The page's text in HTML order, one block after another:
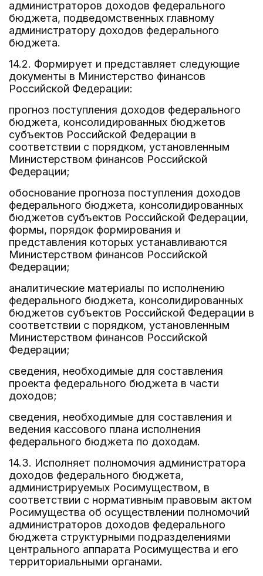
администраторов доходов федерального
бюджета, подведомственных главному
администратору доходов федерального
бюджета.
14.2. Формирует и представляет следующие
документы в Министерство финансов
Российской Федерации:
прогноз поступления доходов федерального
бюджета, консолидированных бюджетов
субъектов Российской Федерации в
соответствии с порядком, установленным
Министерством финансов Российской
Федерации;
обоснование прогноза поступления доходов
федерального бюджета, консолидированных
бюджетов субъектов Российской Федерации,
формы, порядок формирования и
представления которых устанавливаются
Министерством финансов Российской
Федерации;
аналитические материалы по исполнению
федерального бюджета, консолидированных
бюджетов субъектов Российской Федерации в
соответствии с порядком, установленным
Министерством финансов Российской
Федерации;
сведения, необходимые для составления
проекта федерального бюджета в части
доходов;
сведения, необходимые для составления и
ведения кассового плана исполнения
федерального бюджета по доходам.
14.3. Исполняет полномочия администратора
доходов федерального бюджета,
администрируемых Росимуществом, в
соответствии с нормативным правовым актом
Росимущества об осуществлении полномочий
администраторов доходов федерального
бюджета структурными подразделениями
центрального аппарата Росимущества и его
территориальными органами.